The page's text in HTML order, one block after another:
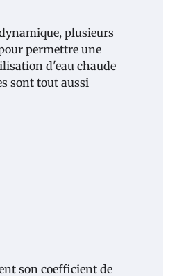
plusieurs
permettre une
d'eau chaude
sont tout aussi
son coefficient de